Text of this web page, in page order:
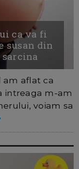
ca va fi
susan din
am aflat ca
intreaga m-am
voiam sa